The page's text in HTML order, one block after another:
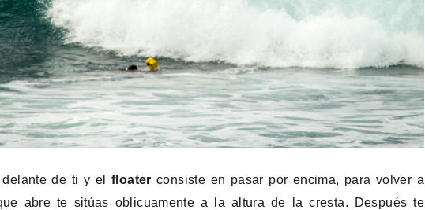
de ti y el floaterconsiste en pasar por encima, para volver a
abre te sitúas oblicuamente a la altura de la cresta. Después te